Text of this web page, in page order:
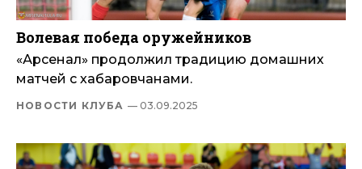
Волевая победа оружейников
«Арсенал» продолжил традицию домашних
матчей с хабаровчанами.
НОВОСТИ КЛУБА — 03.09.2025